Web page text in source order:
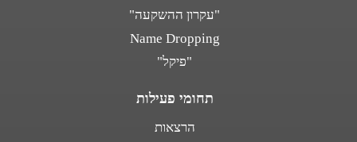
"עקרון ההשקעה"
Name Dropping
"פיקל"
תחומי פעילות
הרצאות